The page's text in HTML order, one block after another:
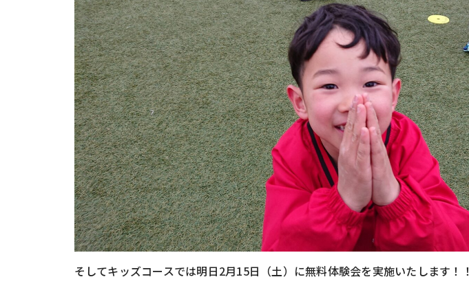
そしてキッズコースでは明日2月15日（土）に無料体験会を実施いたします！！